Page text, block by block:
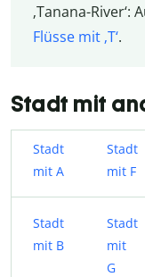
‚Tanana-
Flüsse mit ‚T‘.
Stadt mit
Stadt
mit A
Stadt
mit F
Stadt
mit B
Stadt
mit
G